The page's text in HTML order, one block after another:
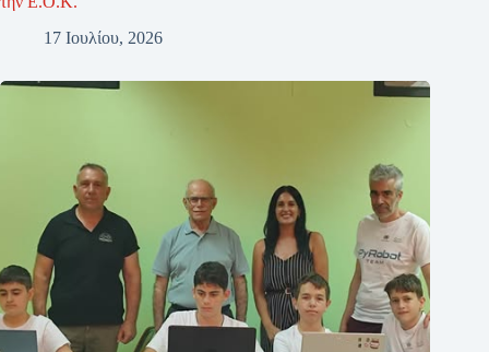
17 Ιουλίου, 2026